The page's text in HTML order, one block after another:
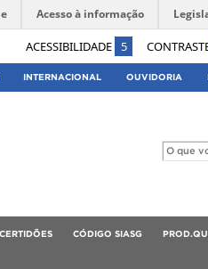
ACESSIBILIDADE 5
Acesso à informação
INTERNACIONAL OUVIDORIA
CERTIDÕES CÓDIGO SIASG